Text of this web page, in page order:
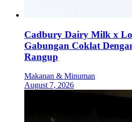
Cadbury Dairy Milk x
Gabungan Coklat
Rangup
Makanan & Minuman
August 7, 2026